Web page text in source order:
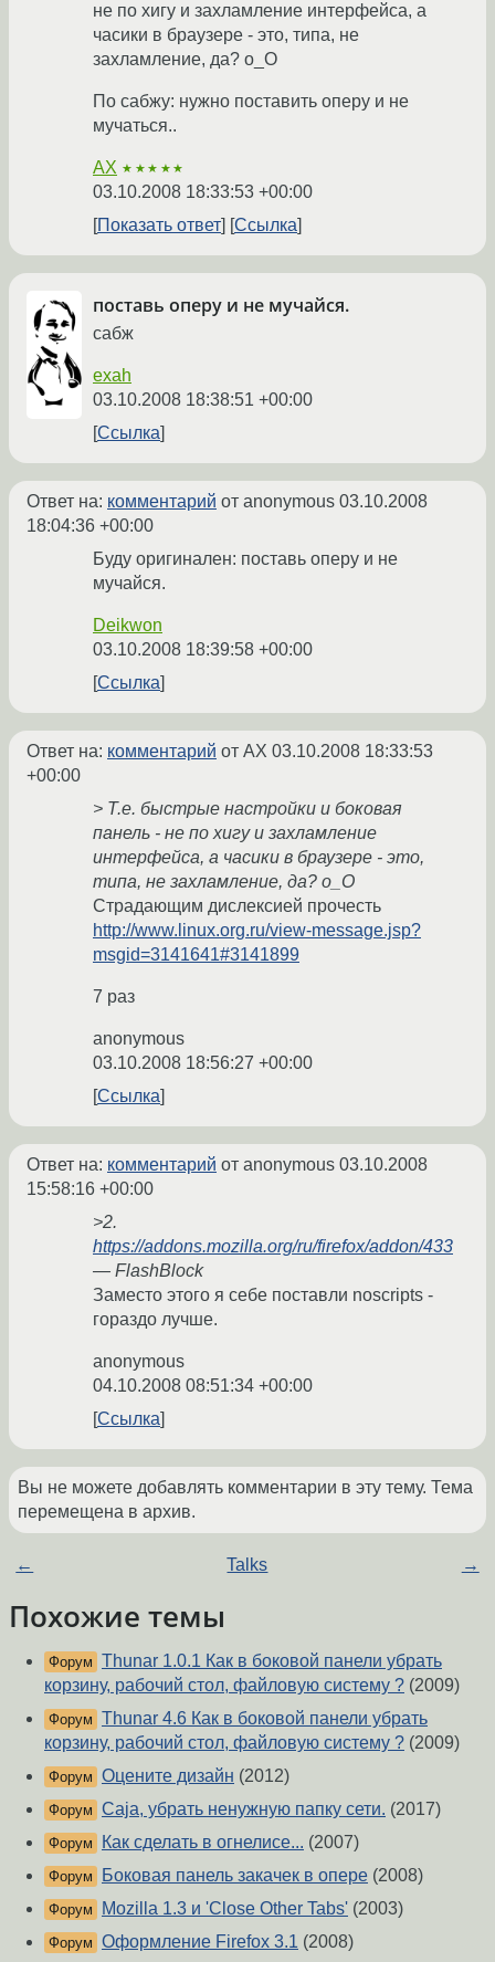
не по хигу и захламление интерфейса, а
часики в браузере - это, типа, не
захламление, да? о_О
По сабжу: нужно поставить оперу и не
мучаться..
AX ★★★★★
03.10.2008 18:33:53 +00:00
Показать ответ
Ссылка
поставь оперу и не мучайся.
сабж
exah
03.10.2008 18:38:51 +00:00
Ссылка
Ответ на: комментарий от anonymous 03.10.2008
18:04:36 +00:00
Буду оригинален: поставь оперу и не
мучайся.
Deikwon
03.10.2008 18:39:58 +00:00
Ссылка
Ответ на: комментарий от AX 03.10.2008 18:33:53
+00:00
> Т.е. быстрые настройки и боковая
панель - не по хигу и захламление
интерфейса, а часики в браузере - это,
типа, не захламление, да? о_О
Страдающим дислексией прочесть
http://www.linux.org.ru/view-message.jsp?
msgid=3141641#3141899
7 раз
anonymous
03.10.2008 18:56:27 +00:00
Ссылка
Ответ на: комментарий от anonymous 03.10.2008
15:58:16 +00:00
>2.
https://addons.mozilla.org/ru/firefox/addon/433
— FlashBlock
Заместо этого я себе поставли noscripts -
гораздо лучше.
anonymous
04.10.2008 08:51:34 +00:00
Ссылка
Вы не можете добавлять комментарии в эту тему. Тема
перемещена в архив.
← Talks →
Похожие темы
Форум Thunar 1.0.1 Как в боковой панели убрать
корзину, рабочий стол, файловую систему ? (2009)
Форум Thunar 4.6 Как в боковой панели убрать
корзину, рабочий стол, файловую систему ? (2009)
Форум Оцените дизайн (2012)
Форум Caja, убрать ненужную папку сети. (2017)
Форум Как сделать в огнелисе... (2007)
Форум Боковая панель закачек в опере (2008)
Форум Mozilla 1.3 и 'Close Other Tabs' (2003)
Форум Оформление Firefox 3.1 (2008)